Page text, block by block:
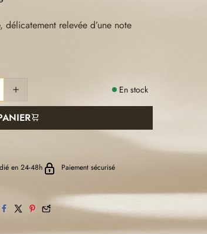
relevée d’une note
 En stock
en 24-48h Paiement sécurisé